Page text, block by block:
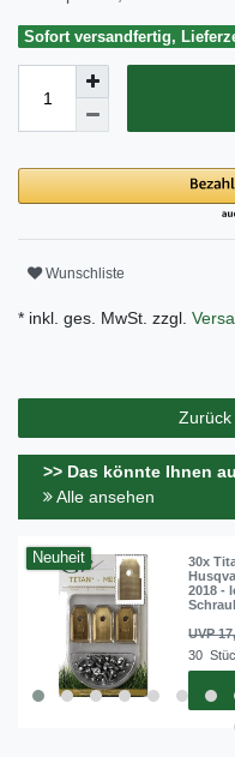
Sofort versandfertig,
Wunschliste
* inkl. ges. MwSt. zzgl.
>> Das könnte Ihnen
Alle ansehen
Neuheit
30x
2018 -
UVP
30